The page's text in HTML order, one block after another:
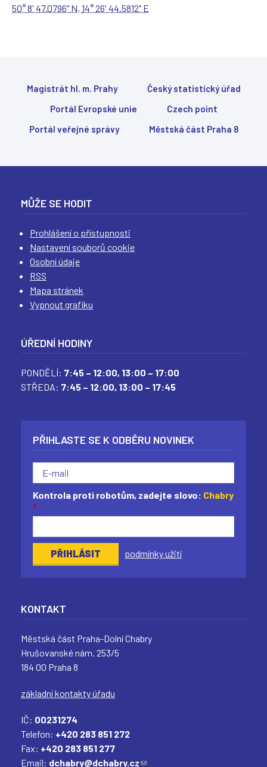
50° 8' 47.0796" N, 14° 26' 44.5812" E
Magistrát hl. m. Prahy
Český statistický úřad
Portál Evropské unie
Czech point
Portál veřejné správy
Městská část Praha 8
MŮŽE SE HODIT
Prohlášení o přístupnosti
Nastavení souborů cookie
Osobní údaje
RSS
Mapa stránek
Vypnout grafiku
ÚŘEDNÍ HODINY
PONDĚLÍ: 7:45 – 12:00, 13:00 – 17:00
STŘEDA: 7:45 – 12:00, 13:00 – 17:45
PŘIHLASTE SE K ODBĚRU NOVINEK
Kontrola proti robotům, zadejte slovo: Chabry
*
podmínky užití
KONTAKT
Městská část Praha-Dolní Chabry
Hrušovanské nám. 253/5
184 00 Praha 8
základní kontakty úřadu
IČ: 00231274
Telefon: +420 283 851 272
Fax: +420 283 851 277
Email: dchabry@dchabry.cz(